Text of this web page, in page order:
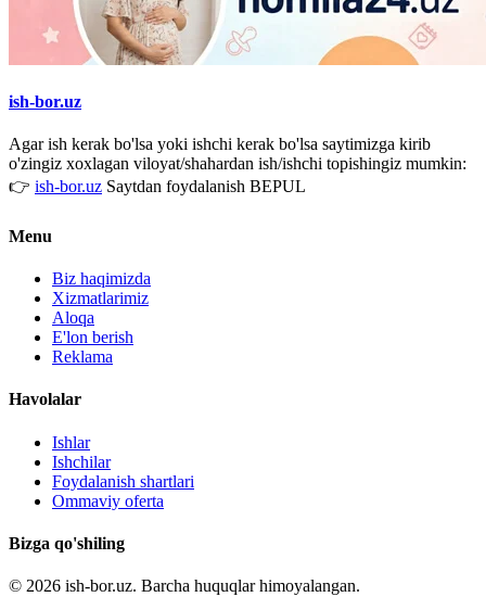
ish-bor.uz
Agar ish kerak bo'lsa yoki ishchi kerak bo'lsa saytimizga kirib
o'zingiz xoxlagan viloyat/shahardan ish/ishchi topishingiz mumkin:
👉 ish-bor.uz Saytdan foydalanish BEPUL
Menu
Biz haqimizda
Xizmatlarimiz
Aloqa
E'lon berish
Reklama
Havolalar
Ishlar
Ishchilar
Foydalanish shartlari
Ommaviy oferta
Bizga qo'shiling
© 2026 ish-bor.uz. Barcha huquqlar himoyalangan.